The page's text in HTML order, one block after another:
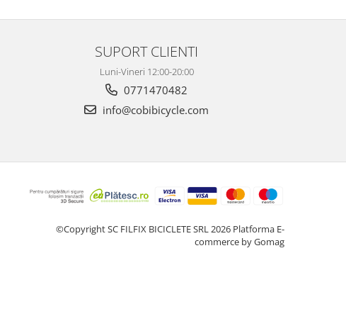
SUPORT CLIENTI
Luni-Vineri 12:00-20:00
0771470482
info@cobibicycle.com
©Copyright SC FILFIX BICICLETE SRL 2026 Platforma E-
commerce by Gomag